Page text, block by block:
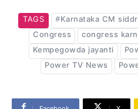
TAGS #Karnataka CM
Congress
congress
Kempegowda jayanti
Power TV News